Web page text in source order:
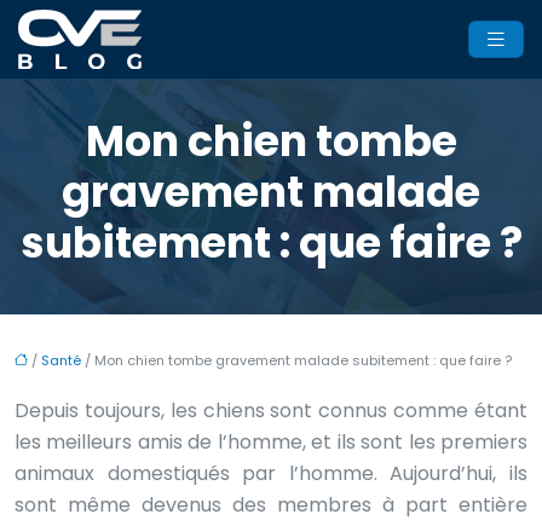
Mon chien tombe
gravement malade
subitement : que faire ?
/ Santé / Mon chien tombe gravement malade subitement : que faire ?
Depuis toujours, les chiens sont connus comme étant
les meilleurs amis de l’homme, et ils sont les premiers
animaux domestiqués par l’homme. Aujourd’hui, ils
sont même devenus des membres à part entière